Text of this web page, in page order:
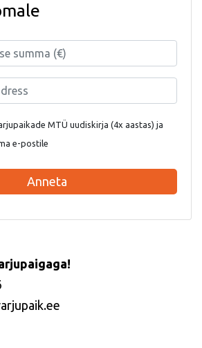
MTÜ uudiskirja (4x aastas) ja
e-postile
Anneta